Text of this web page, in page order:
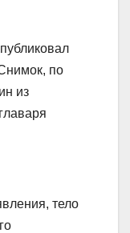
по
из
тело